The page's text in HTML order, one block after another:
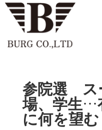
参院選 ス
場、学生…
に何を望む